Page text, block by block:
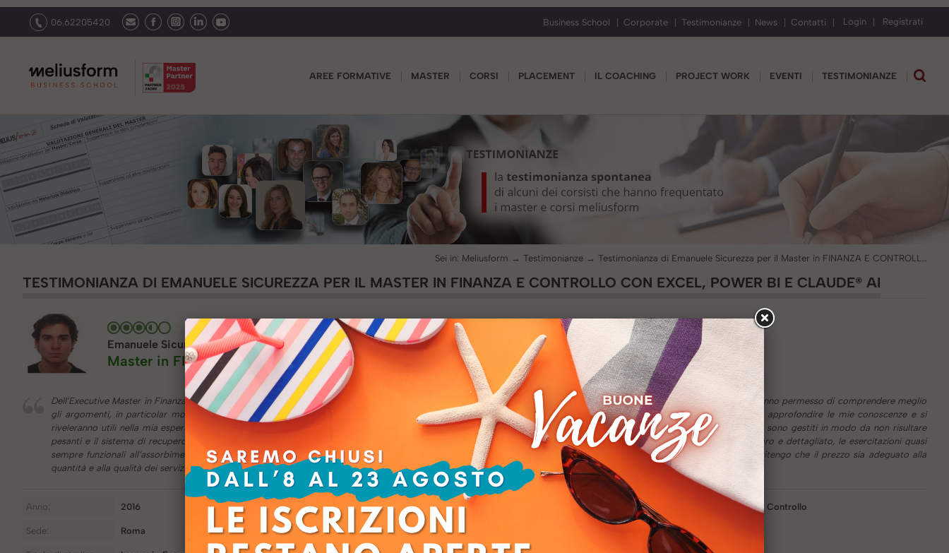
06.62205420 Business School Corporate Testimonianze News Contatti Login Registrati
AREE FORMATIVE MASTER CORSI PLACEMENT IL COACHING PROJECT WORK EVENTI TESTIMONIANZE
Sei in: Meliusform → Testimonianze →
TESTIMONIANZA DI EMANUELE SICUREZZA PER IL MASTER IN FINANZA E CONTROLLO CON EXCEL, POWER BI E CLAUDE® AI
Emanuele Sicurezza
Master in FINANZA E CONTROLLO con Excel, Power BI e Claude® AI
Dell’Executive Master in Finanza e Controllo, ho trovato molto utile il modo in cui sono state affrontate le varie tematiche, arricchite da numerosi esempi pratici che hanno permesso di comprendere meglio
gli argomenti, in particolar modo le parti relative al Business Plan e al Controllo di Gestione. Sicuramente le nozioni apprese durante il Master hanno permesso di approfondire le mie conoscenze e si
riveleranno utili nella mia esperienza lavorativa e professionale. L’organizzazione è stata ottima, evidente frutto di anni di esperienza; gli orari e la durata del percorso sono gestiti in modo da non risultare
pesanti e il sistema di recupero delle lezioni tramite piattaforma e-learning consente di recuperare le lezioni a cui si è stati assenti. Il materiale didattico è molto chiaro e dettagliato, le esercitazioni quasi
sempre funzionali all’assorbimento delle nozioni relative alla parte teorica. Complessivamente direi che il rapporto qualità/prezzo del master è molto buono, infatti ritengo che il prezzo sia adeguato alla
quantità e alla qualità dei servizi resi.
Anno: 2016
Sede: Roma
Ruolo: Area Finanza e Controllo